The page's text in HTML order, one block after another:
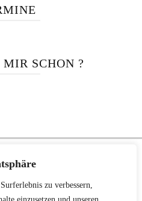
zu verbessern,
SCHON ?
ist Ihre freiwillige Zustimmung zu
Bitte erklären Sie diese durch